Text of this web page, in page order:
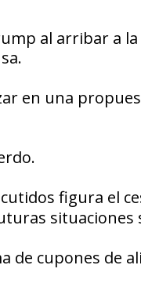
al arribar a la
en una
figura el
situaciones
de cupones de